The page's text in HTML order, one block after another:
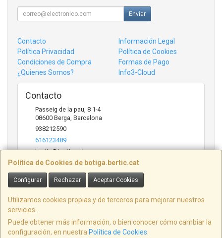
Política de Cookies de botiga.bertic.cat
Configurar Rechazar Aceptar Cookies
Utilizamos cookies propias y de terceros para mejorar nuestros
servicios.
Puede obtener más información, o bien conocer cómo cambiar la
configuración, en nuestra Política de Cookies
Enviar
Contacto
Información Legal
Política Privacidad
Política de Cookies
Condiciones de Compra
Formas de Pago
¿Quienes Somos?
Info3-Cloud
Contacto
Passeig de la pau, 8 1-4
08600 Berga Barcelona
938212590
616123489
bertic@bertic.cat
Horario
Lunes a Viernes (9h-14h | 15h-18h)
, , , , España. - C.I.F.: B09846916 - Tfno: